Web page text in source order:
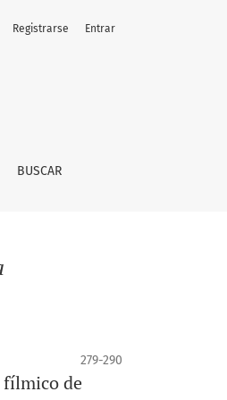
BUSCAR
Registrarse Entrar
279-290
de